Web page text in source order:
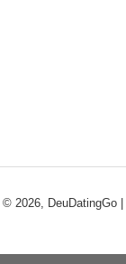
© 2026, DeuDatingGo |